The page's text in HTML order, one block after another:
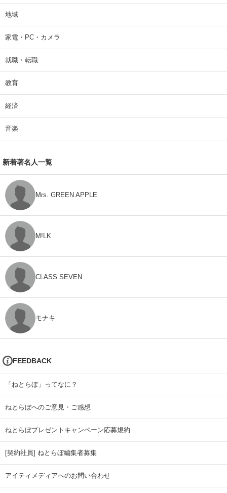
地域
家電・PC・カメラ
就職・転職
教育
経済
音楽
新着著名人一覧
Mrs. GREEN APPLE
M!LK
CLASS SEVEN
モナキ
FEEDBACK
「ねとらぼ」ってなに？
ねとらぼへのご意見・ご感想
ねとらぼプレゼントキャンペーン応募規約
[契約社員] ねとらぼ編集者募集
アイティメディアへのお問い合わせ